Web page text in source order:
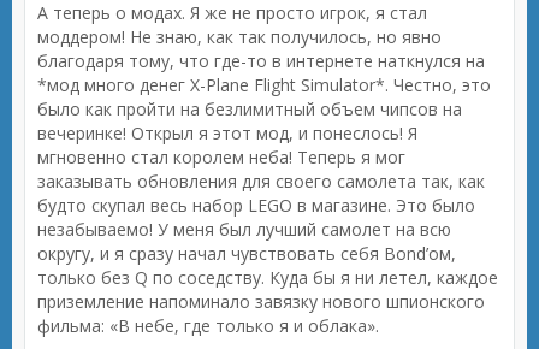
А теперь о модах. Я же не просто игрок, я стал
моддером! Не знаю, как так получилось, но явно
благодаря тому, что где-то в интернете наткнулся на
*мод много денег X-Plane Flight Simulator*. Честно, это
было как пройти на безлимитный объем чипсов на
вечеринке! Открыл я этот мод, и понеслось! Я
мгновенно стал королем неба! Теперь я мог
заказывать обновления для своего самолета так, как
будто скупал весь набор LEGO в магазине. Это было
незабываемо! У меня был лучший самолет на всю
округу, и я сразу начал чувствовать себя Bond’ом,
только без Q по соседству. Куда бы я ни летел, каждое
приземление напоминало завязку нового шпионского
фильма: «В небе, где только я и облака».